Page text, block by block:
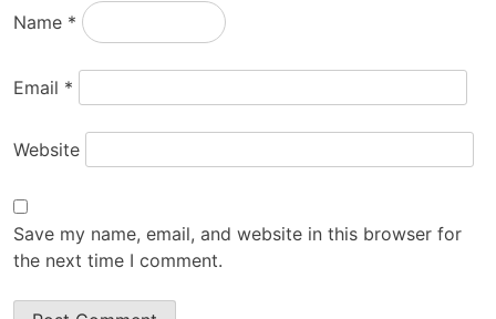
Name *
Email *
Website
Save my name, email, and website in this browser for
the next time I comment.